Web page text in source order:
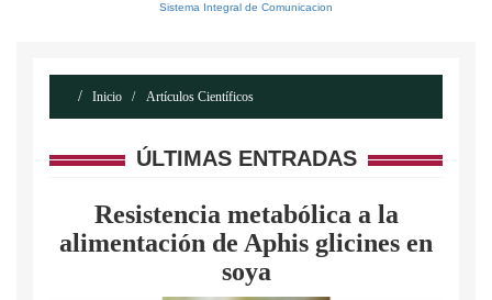
Sistema Integral de Comunicacion
Inicio Artículos Científicos
ÚLTIMAS ENTRADAS
Resistencia metabólica a la
alimentación de Aphis glicines en
soya